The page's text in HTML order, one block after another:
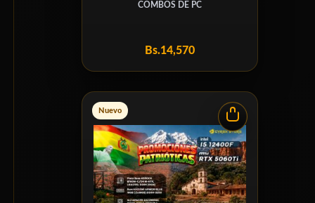
COMBOS DE PC
Bs.14,570
Nuevo